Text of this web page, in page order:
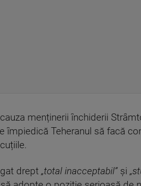
menținerii închiderii
împiedică Teheranul să facă
drept „total inacceptabil” și